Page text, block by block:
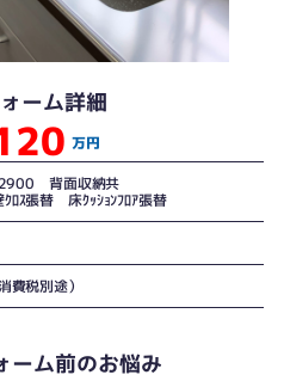
ーム詳細
万円
背面収納共
ｸﾛｽ張替 床ｸｯｼｮﾝﾌﾛｱ張替
税別途）
ーム前のお悩み